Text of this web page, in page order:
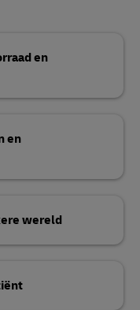
en
en
wereld